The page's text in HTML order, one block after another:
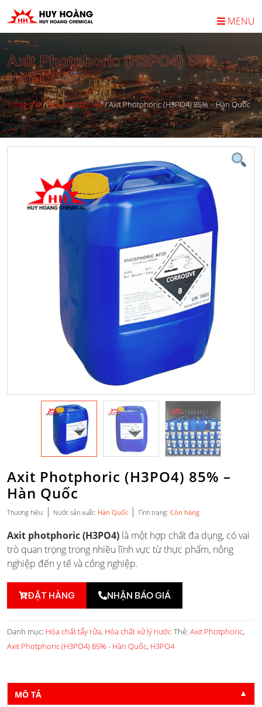
MENU
Axit Photphoric (H3PO4) 85% –
Hàn Quốc
Trang chủ/Hóa chất tẩy rửa/Axit Photphoric (H3PO4) 85% – Hàn Quốc
Axit Photphoric (H3PO4) 85% –
Hàn Quốc
Thương hiệu: | Nước sản xuất: Hàn Quốc | Tình trạng: Còn hàng
Axit photphoric (H3PO4) là một hợp chất đa dụng, có vai
trò quan trọng trong nhiều lĩnh vực từ thực phẩm, nông
nghiệp đến y tế và công nghiệp.
ĐẶT HÀNG NHẬN BÁO GIÁ
Danh mục: Hóa chất tẩy rửa, Hóa chất xử lý nước Thẻ: Axit Photphoric,
Axit Photphoric (H3PO4) 85% - Hàn Quốc, H3PO4
MÔ TẢ ▼